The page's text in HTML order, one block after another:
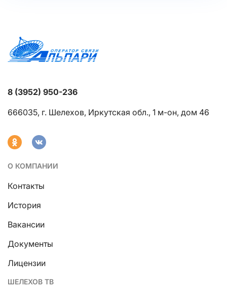
8 (3952) 950-236
666035, г. Шелехов, Иркутская обл., 1 м-он, дом 46
О КОМПАНИИ
Контакты
История
Вакансии
Документы
Лицензии
ШЕЛЕХОВ ТВ